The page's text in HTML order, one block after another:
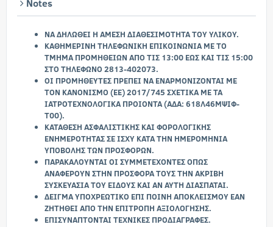
Notes
ΝΑ ΔΗΛΩΘΕΙ Η ΑΜΕΣΗ ΔΙΑΘΕΣΙΜΟΤΗΤΑ ΤΟΥ ΥΛΙΚΟΥ.
ΚΑΘΗΜΕΡΙΝΗ ΤΗΛΕΦΩΝΙΚΗ ΕΠΙΚΟΙΝΩΝΙΑ ΜΕ ΤΟ
ΤΜΗΜΑ ΠΡΟΜΗΘΕΙΩΝ ΑΠΟ ΤΙΣ 13:00 ΕΩΣ ΚΑΙ ΤΙΣ 15:00
ΣΤΟ ΤΗΛΕΦΩΝΟ 2813-402073.
ΟΙ ΠΡΟΜΗΘΕΥΤΕΣ ΠΡΕΠΕΙ ΝΑ ΕΝΑΡΜΟΝΙΖΟΝΤΑΙ ΜΕ
ΤΟΝ ΚΑΝΟΝΙΣΜΟ (ΕΕ) 2017/745 ΣΧΕΤΙΚΑ ΜΕ ΤΑ
ΙΑΤΡΟΤΕΧΝΟΛΟΓΙΚΑ ΠΡΟΙΟΝΤΑ (ΑΔΑ: 618Λ46ΜΨΙΦ-
Τ00).
ΚΑΤΑΘΕΣΗ ΑΣΦΑΛΙΣΤΙΚΗΣ ΚΑΙ ΦΟΡΟΛΟΓΙΚΗΣ
ΕΝΗΜΕΡΟΤΗΤΑΣ ΣΕ ΙΣΧΥ ΚΑΤΑ ΤΗΝ ΗΜΕΡΟΜΗΝΙΑ
ΥΠΟΒΟΛΗΣ ΤΩΝ ΠΡΟΣΦΟΡΩΝ.
ΠΑΡΑΚΑΛΟΥΝΤΑΙ ΟΙ ΣΥΜΜΕΤΕΧΟΝΤΕΣ ΟΠΩΣ
ΑΝΑΦΕΡΟΥΝ ΣΤΗΝ ΠΡΟΣΦΟΡΑ ΤΟΥΣ ΤΗΝ ΑΚΡΙΒΗ
ΣΥΣΚΕΥΑΣΙΑ ΤΟΥ ΕΙΔΟΥΣ ΚΑΙ ΑΝ ΑΥΤΗ ΔΙΑΣΠΑΤΑΙ.
ΔΕΙΓΜΑ ΥΠΟΧΡΕΩΤΙΚΟ ΕΠΙ ΠΟΙΝΗ ΑΠΟΚΛΕΙΣΜΟΥ ΕΑΝ
ΖΗΤΗΘΕΙ ΑΠΟ ΤΗΝ ΕΠΙΤΡΟΠΗ ΑΞΙΟΛΟΓΗΣΗΣ.
ΕΠΙΣΥΝΑΠΤΟΝΤΑΙ ΤΕΧΝΙΚΕΣ ΠΡΟΔΙΑΓΡΑΦΕΣ.